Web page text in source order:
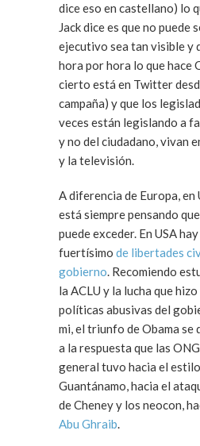
dice eso en castellano) lo que
Jack dice es que no puede
ejecutivo sea tan visible y
hora por hora lo que hace
cierto está en Twitter
campaña) y que los
veces están legislando a
y no del ciudadano, vivan
y la televisión.
A diferencia de Europa, en
está siempre pensando
puede exceder. En USA hay un movimiento
fuertísimo de libertades
gobierno. Recomiendo estudiar en detalle a
la ACLU y la lucha que
políticas abusivas del
mi, el triunfo de Obama se
a la respuesta que las
general tuvo hacia el
Guantánamo, hacia el
de Cheney y los neocon,
Abu Ghraib.